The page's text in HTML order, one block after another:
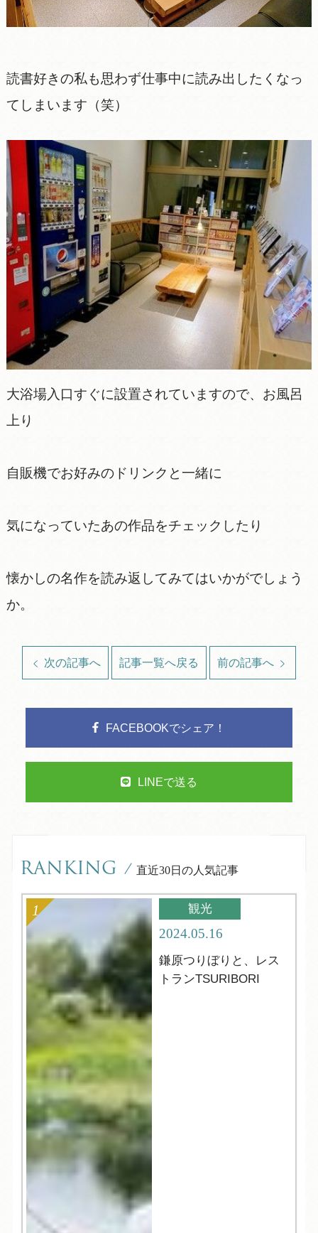
読書好きの私も思わず仕事中に読み出したくなっ
てしまいます（笑）
大浴場入口すぐに設置されていますので、お風呂
上り
自販機でお好みのドリンクと一緒に
気になっていたあの作品をチェックしたり
懐かしの名作を読み返してみてはいかがでしょう
か。
次の記事へ 記事一覧へ戻る 前の記事へ
FACEBOOKでシェア！
LINEで送る
RANKING / 直近30日の人気記事
観光
2024.05.16
鎌原つりぼりと、レス
トランTSURIBORI